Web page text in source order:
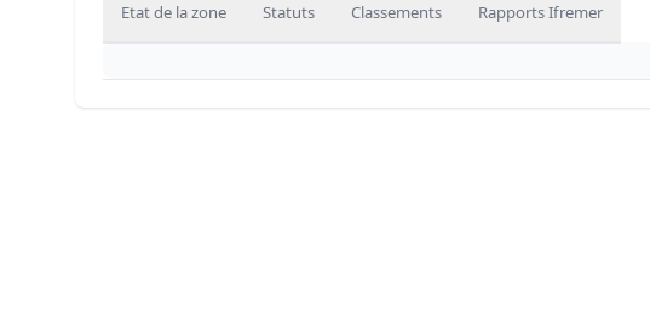
Etat de la zone Statuts Classements Rapports Ifremer